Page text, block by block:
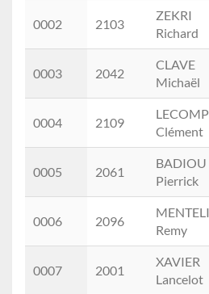
0002 2103
ZEKRI
Richard
0003 2042
CLAVE
Michaël
0004 2109
Clément
0005 2061
BADIOU
Pierrick
0006 2096
Remy
0007 2001
XAVIER
Lancelot